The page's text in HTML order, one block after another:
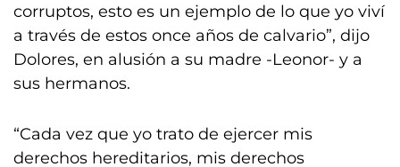
corruptos, esto es un ejemplo de lo que yo viví
a través de estos once años de calvario”, dijo
Dolores, en alusión a su madre -Leonor- y a
sus hermanos.
“Cada vez que yo trato de ejercer mis
derechos hereditarios, mis derechos